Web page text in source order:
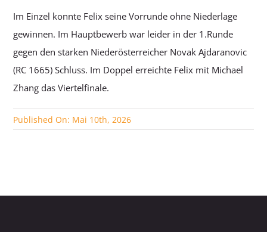
Im Einzel konnte Felix seine Vorrunde ohne Niederlage
gewinnen. Im Hauptbewerb war leider in der 1.Runde
gegen den starken Niederösterreicher Novak Ajdaranovic
(RC 1665) Schluss. Im Doppel erreichte Felix mit Michael
Zhang das Viertelfinale.
Published On: Mai 10th, 2026